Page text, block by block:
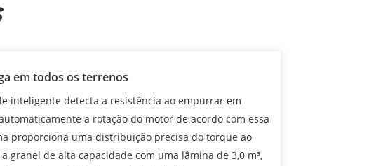
em todos os terrenos
inteligente detecta a resistência ao empurrar em
a rotação do motor de acordo com essa
proporciona uma distribuição precisa do torque ao
granel de alta capacidade com uma lâmina de 3,0 m³,